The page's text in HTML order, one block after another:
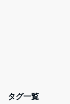
タグ一覧